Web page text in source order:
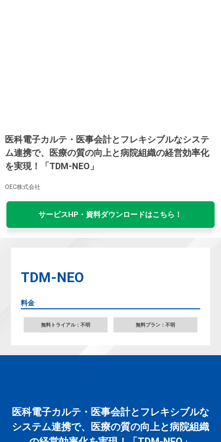
医科電子カルテ・医事会計とフレキシブルなシステ
ム連携で、医療の質の向上と病院組織の経営効率化
を実現！「TDM-NEO」
OEC株式会社
サービスHP・資料ダウンロードはこちら！
TDM-NEO
料金
無料トライアル：不明 無料プラン：不明
医科電子カルテ・医事会計とフレキシブルな
システム連携で、医療の質の向上と病院組織